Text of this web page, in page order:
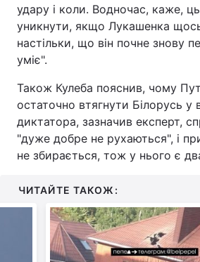
удару і коли. Водночас, каже,
уникнути, якщо Лукашенка
настільки, що він почне знову
уміє".
Також Кулеба пояснив, чому
остаточно втягнути Білорусь у
диктатора, зазначив експерт,
"дуже добре не рухаються", і
не збирається, тож у нього є
ЧИТАЙТЕ ТАКОЖ: